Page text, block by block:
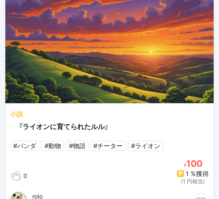
小説
🦁『ライオンに育てられたルル』
#パンダ #動物 #物語 #チーター #ライオン
0
¥100
1 %獲得
(1 円相当)
rolo